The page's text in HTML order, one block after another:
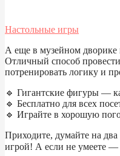
Настольные игры
А еще в музейном
Отличный способ
потренировать логику и
🔹 Гигантские фигуры —
🔹 Бесплатно для всех
🔹 Играйте в хорошую
Приходите, думайте на два
игрой! А если не умеете —